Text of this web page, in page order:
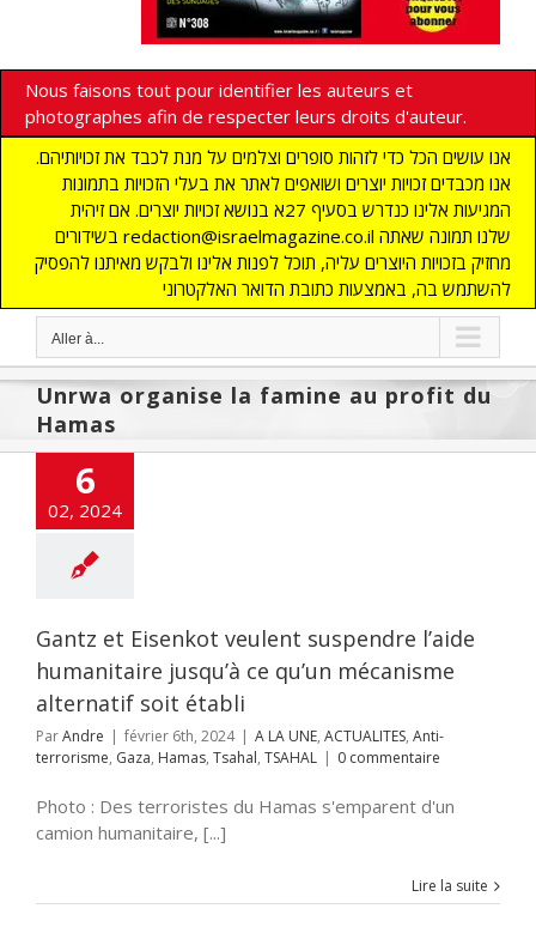
Nous faisons tout pour identifier les auteurs et
photographes afin de respecter leurs droits d'auteur.
אנו עושים הכל כדי לזהות סופרים וצלמים על מנת לכבד את זכויותיהם.
אנו מכבדים זכויות יוצרים ושואפים לאתר את בעלי הזכויות בתמונות
המגיעות אלינו כנדרש בסעיף 27א בנושא זכויות יוצרים. אם זיהית
בשידורים redaction@israelmagazine.co.il שלנו תמונה שאתה
מחזיק בזכויות היוצרים עליה, תוכל לפנות אלינו ולבקש מאיתנו להפסיק
להשתמש בה, באמצעות כתובת הדואר האלקטרוני
Aller à...
Unrwa organise la famine au profit du
Hamas
6
02, 2024
Gantz et Eisenkot veulent suspendre l’aide
humanitaire jusqu’à ce qu’un mécanisme
alternatif soit établi
ParAndre | février 6th, 2024 | A LA UNE, ACTUALITES, Anti-
terrorisme, Gaza, Hamas, Tsahal, TSAHAL | 0 commentaire
Photo : Des terroristes du Hamas s'emparent d'un
camion humanitaire, [...]
Lire la suite